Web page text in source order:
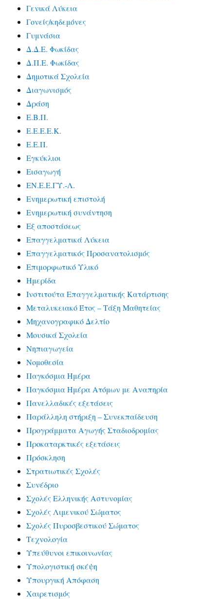
Γενικά Λύκεια
Γονείς/κηδεμόνες
Γυμνάσια
Δ.Δ.Ε. Φωκίδας
Δ.Π.Ε. Φωκίδας
Δημοτικά Σχολεία
Διαγωνισμός
Δράση
Ε.Β.Π.
Ε.Ε.Ε.Ε.Κ.
Ε.Ε.Π.
Εγκύκλιοι
Εισαγωγή
ΕΝ.Ε.Ε.ΓΥ.-Λ.
Ενημερωτική επιστολή
Ενημερωτική συνάντηση
Εξ αποστάσεως
Επαγγελματικά Λύκεια
Επαγγελματικός Προσανατολισμός
Επιμορφωτικό Υλικό
Ημερίδα
Ινστιτούτα Επαγγελματικής Κατάρτισης
Μεταλυκειακό Έτος – Τάξη Μαθητείας
Μηχανογραφικό Δελτίο
Μουσικά Σχολεία
Νηπιαγωγεία
Νομοθεσία
Παγκόσμια Ημέρα
Παγκόσμια Ημέρα Ατόμων με Αναπηρία
Πανελλαδικές εξετάσεις
Παράλληλη στήριξη – Συνεκπαίδευση
Προγράμματα Αγωγής Σταδιοδρομίας
Προκαταρκτικές εξετάσεις
Πρόσκληση
Στρατιωτικές Σχολές
Συνέδριο
Σχολές Ελληνικής Αστυνομίας
Σχολές Λιμενικού Σώματος
Σχολές Πυροσβεστικού Σώματος
Τεχνολογία
Υπεύθυνοι επικοινωνίας
Υπολογιστική σκέψη
Υπουργική Απόφαση
Χαιρετισμός